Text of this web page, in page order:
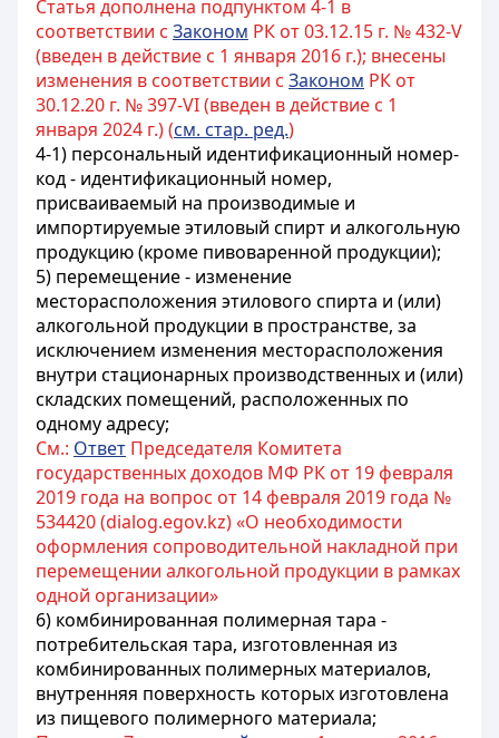
Статья дополнена подпунктом 4-1 в
соответствии с Законом РК от 03.12.15 г. № 432-V
(введен в действие с 1 января 2016 г.); внесены
изменения в соответствии с Законом РК от
30.12.20 г. № 397-VI (введен в действие с 1
января 2024 г.) (см. стар. ред.)
4-1) персональный идентификационный номер-
код - идентификационный номер,
присваиваемый на производимые и
импортируемые этиловый спирт и алкогольную
продукцию (кроме пивоваренной продукции);
5) перемещение - изменение
месторасположения этилового спирта и (или)
алкогольной продукции в пространстве, за
исключением изменения месторасположения
внутри стационарных производственных и (или)
складских помещений, расположенных по
одному адресу;
См.: Ответ Председателя Комитета
государственных доходов МФ РК от 19 февраля
2019 года на вопрос от 14 февраля 2019 года №
534420 (dialog.egov.kz) «О необходимости
оформления сопроводительной накладной при
перемещении алкогольной продукции в рамках
одной организации»
6) комбинированная полимерная тара -
потребительская тара, изготовленная из
комбинированных полимерных материалов,
внутренняя поверхность которых изготовлена
из пищевого полимерного материала;